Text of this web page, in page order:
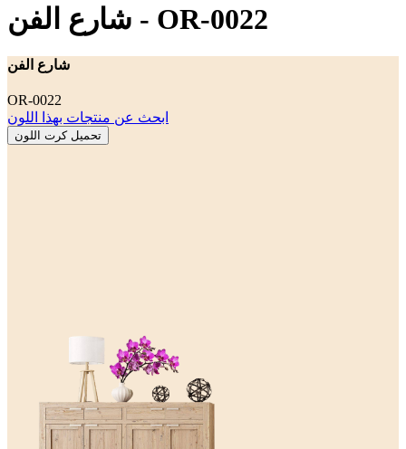
- OR-0022
شارع الفن
OR-0022
ابحث عن منتجات بهذا اللون
تحميل كرت اللون